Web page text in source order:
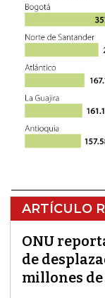
ARTÍCULO
ONU
de
millones